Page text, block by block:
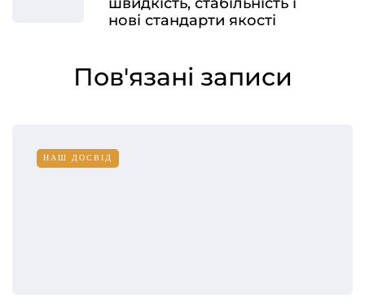
нові стандарти якості
Пов'язані записи
НАШ ДОСВІД